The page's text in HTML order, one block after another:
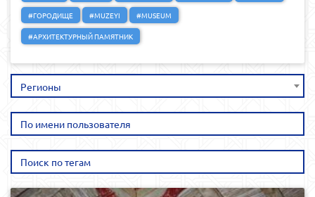
#ГОРОДИЩЕ
#MUZEYI
#MUSEUM
#АРХИТЕКТУРНЫЙ ПАМЯТНИК
Регионы